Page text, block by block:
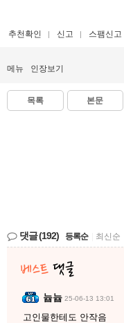
추천확인 신고 스팸신고
메뉴 인장보기
목록 본문
댓글(192) 등록순 최신순
늅늅 25-06-13 13:01
고인물한테도 안작음